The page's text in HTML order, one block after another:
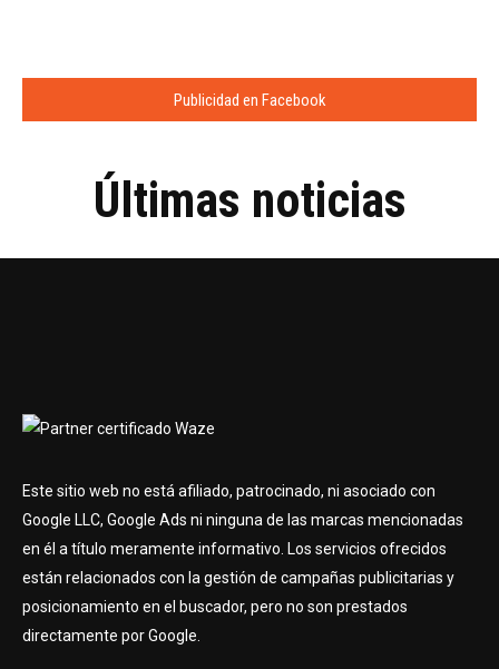
Publicidad en Facebook
Últimas noticias
Este sitio web no está afiliado, patrocinado, ni asociado con
Google LLC, Google Ads ni ninguna de las marcas mencionadas
en él a título meramente informativo. Los servicios ofrecidos
están relacionados con la gestión de campañas publicitarias y
posicionamiento en el buscador, pero no son prestados
directamente por Google.